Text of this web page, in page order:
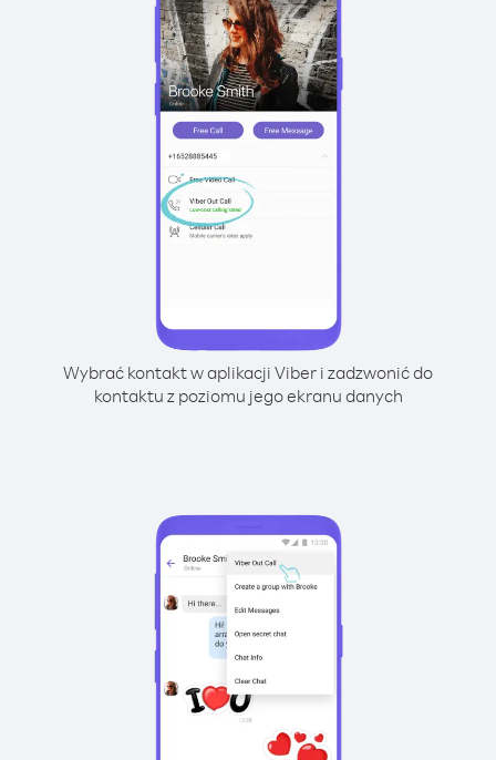
Wybrać kontakt w aplikacji Viber i zadzwonić do
kontaktu z poziomu jego ekranu danych